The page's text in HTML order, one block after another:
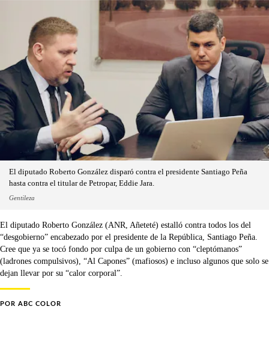
El diputado Roberto González disparó contra el presidente Santiago Peña
hasta contra el titular de Petropar, Eddie Jara.
Gentileza
El diputado Roberto González (ANR, Añeteté) estalló contra todos los del
“desgobierno” encabezado por el presidente de la República, Santiago Peña.
Cree que ya se tocó fondo por culpa de un gobierno con “cleptómanos”
(ladrones compulsivos), “Al Capones” (mafiosos) e incluso algunos que solo se
dejan llevar por su “calor corporal”.
POR ABC COLOR